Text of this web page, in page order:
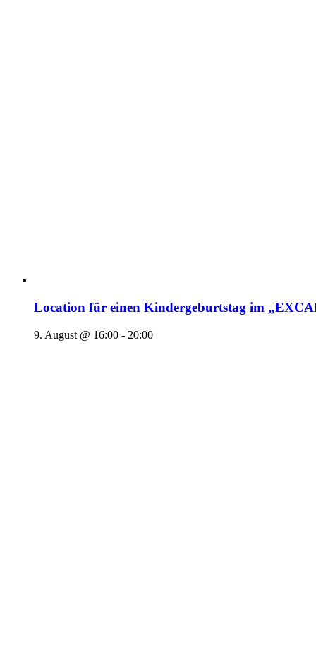
Location für einen Kindergeburtstag im
9. August @ 16:00 - 20:00